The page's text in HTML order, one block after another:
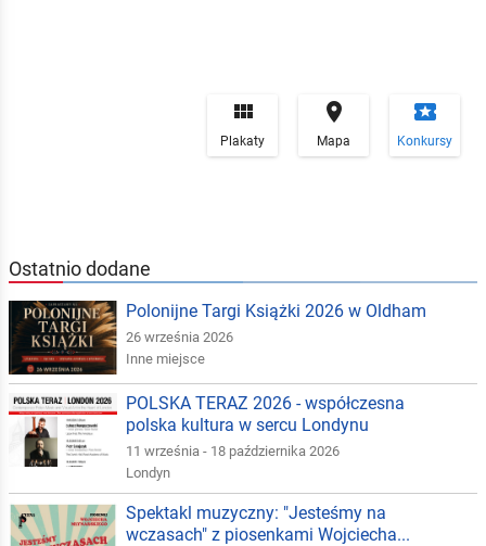

Plakaty

Mapa
local_play
Konkursy
Ostatnio dodane
Polonijne Targi Książki 2026 w Oldham
26 września 2026
Inne miejsce
POLSKA TERAZ 2026 - współczesna
polska kultura w sercu Londynu
11 września - 18 października 2026
Londyn
Spektakl muzyczny: "Jesteśmy na
wczasach" z piosenkami Wojciecha...